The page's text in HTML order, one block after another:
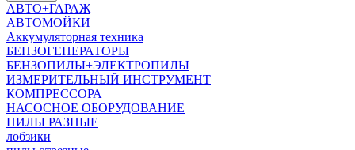
АВТО+ГАРАЖ
АВТОМОЙКИ
Аккумуляторная техника
БЕНЗОГЕНЕРАТОРЫ
БЕНЗОПИЛЫ+ЭЛЕКТРОПИЛЫ
ИЗМЕРИТЕЛЬНЫЙ ИНСТРУМЕНТ
КОМПРЕССОРА
НАСОСНОЕ ОБОРУДОВАНИЕ
ПИЛЫ РАЗНЫЕ
лобзики